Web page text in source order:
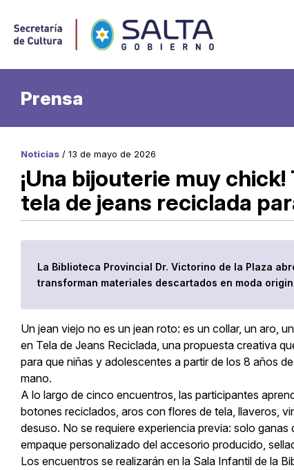
Prensa
Noticias / 13 de mayo de 2026
¡Una bijouterie muy
tela de jeans reciclada
La Biblioteca Provincial Dr. Victorino de la Plaza
transforman materiales descartados en moda
Un jean viejo no es un jean roto: es un collar, un aro,
en Tela de Jeans Reciclada, una propuesta creativa
para que niñas y adolescentes a partir de los 8 años
mano.
A lo largo de cinco encuentros, las participantes
botones reciclados, aros con flores de tela, llaveros,
desuso. No se requiere experiencia previa: solo
empaque personalizado del accesorio producido,
Los encuentros se realizarán en la Sala Infantil de la